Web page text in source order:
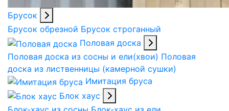
Брусок
Брусок обрезной Брусок строганный
Половая доска
Половая доска из сосны и ели(хвои) Половая
доска из лиственницы (камерной сушки)
Имитация бруса
Блок хаус